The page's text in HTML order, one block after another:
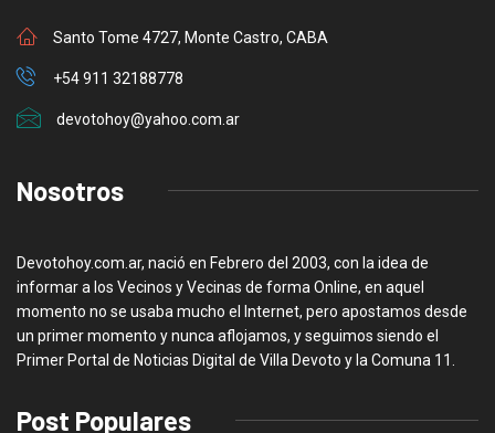
Santo Tome 4727, Monte Castro, CABA
+54 911 32188778
devotohoy@yahoo.com.ar
Nosotros
Devotohoy.com.ar, nació en Febrero del 2003, con la idea de
informar a los Vecinos y Vecinas de forma Online, en aquel
momento no se usaba mucho el Internet, pero apostamos desde
un primer momento y nunca aflojamos, y seguimos siendo el
Primer Portal de Noticias Digital de Villa Devoto y la Comuna 11.
Post Populares